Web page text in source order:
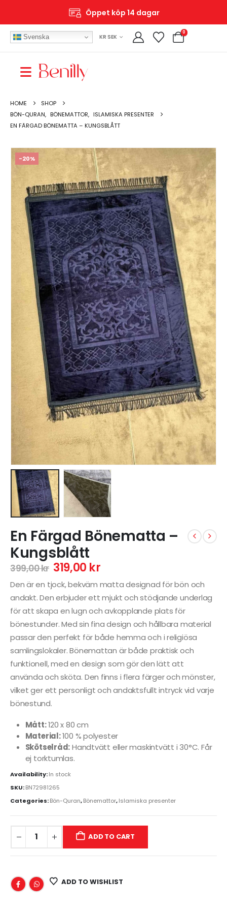
Öppet köp 14 dagar
Svenska KR SEK
0
HOME
SHOP
BÖN-QURAN, BÖNEMATTOR, ISLAMISKA PRESENTER
EN FÄRGAD BÖNEMATTA – KUNGSBLÅTT
-20%
En Färgad Bönematta –
Kungsblått
399,00kr 319,00 kr
Den är en tjock, bekväm matta designad för bön och
andakt. Den erbjuder ett mjukt och stödjande underlag
för att skapa en lugn och avkopplande plats för
bönestunder. Med sin fina design och hållbara material
passar den perfekt för både hemma och i religiösa
samlingslokaler. Bönemattan är både praktisk och
funktionell, med en design som gör den lätt att
använda och sköta. Den finns i flera färger och mönster,
vilket ger ett personligt och andaktsfullt intryck vid varje
bönestund.
Mått:120 x 80 cm
Material:100 % polyester
Skötselråd:Handtvätt eller maskintvätt i 30°C. Får
ej torktumlas.
Availability:In stock
SKU:BN72981265
Categories:Bön-Quran,Bönemattor,Islamiska presenter
ADD TO CART
ADD TO WISHLIST